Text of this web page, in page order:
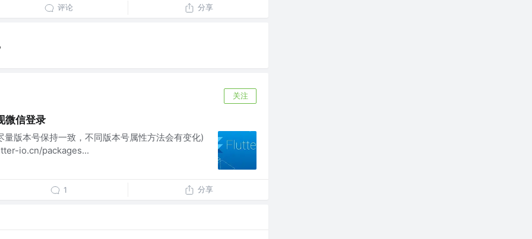
评论 分享
关注
信登录
版本号保持一致，不同版本号属性方法会有变化)
io.cn/packages...
1 分享